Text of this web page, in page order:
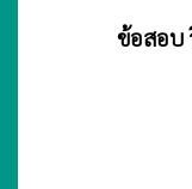
ข้อสอบ